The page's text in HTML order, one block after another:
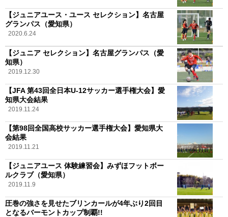
【ジュニアユース・ユース セレクション】名古屋
グランパス（愛知県）
2020.6.24
【ジュニア セレクション】名古屋グランパス（愛
知県）
2019.12.30
【JFA 第43回全日本U-12サッカー選手権大会】愛
知県大会結果
2019.11.24
【第98回全国高校サッカー選手権大会】愛知県大
会結果
2019.11.21
【ジュニアユース 体験練習会】みずほフットボー
ルクラブ（愛知県）
2019.11.9
圧巻の強さを見せたブリンカールが4年ぶり2回目
となるバーモントカップ制覇!!